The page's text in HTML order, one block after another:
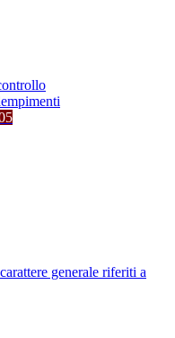
generale riferiti a